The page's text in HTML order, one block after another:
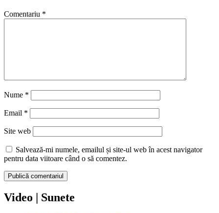
Comentariu *
Nume *
Email *
Site web
Salvează-mi numele, emailul și site-ul web în acest navigator
pentru data viitoare când o să comentez.
Video | Sunete